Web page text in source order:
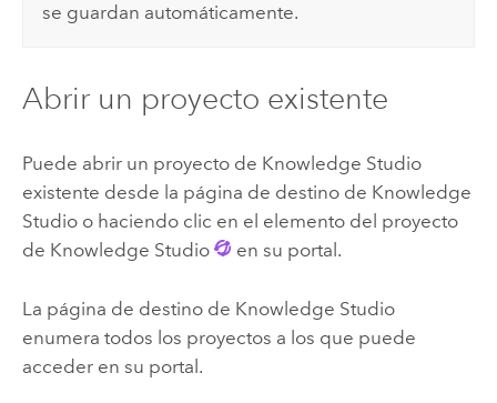
se guardan automáticamente.
Abrir un proyecto existente
Puede abrir un proyecto de Knowledge Studio
existente desde la página de destino de Knowledge
Studioo haciendo clic en el elemento del proyecto
de Knowledge Studio en su portal.
La página de destino de Knowledge Studio
enumera todos los proyectos a los que puede
acceder en su portal.